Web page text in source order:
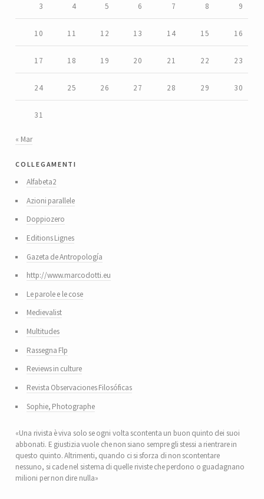
3 4 5 6 7 8 9
10 11 12 13 14 15 16
17 18 19 20 21 22 23
24 25 26 27 28 29 30
31
« Mar
collegamenti
Alfabeta2
Azioni parallele
Doppiozero
Editions Lignes
Gazeta de Antropología
http://www.marcodotti.eu
Le parole e le cose
Medievalist
Multitudes
Rassegna Flp
Reviews in culture
Revista Observaciones Filosóficas
Sophie, Photographe
«Una rivista è viva solo se ogni volta scontenta un buon quinto dei suoi
abbonati. E giustizia vuole che non siano sempre gli stessi a rientrare in
questo quinto. Altrimenti, quando ci si sforza di non scontentare
nessuno, si cade nel sistema di quelle riviste che perdono o guadagnano
milioni per non dire nulla»